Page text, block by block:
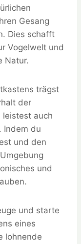
Gesang
Dies schafft
Vogelwelt und
Natur.
trägst
der
leistest auch
Indem du
und den
und
und starte
eines
lohnende